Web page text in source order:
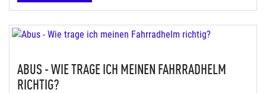
ABUS - WIE TRAGE ICH MEINEN FAHRRADHELM
RICHTIG?